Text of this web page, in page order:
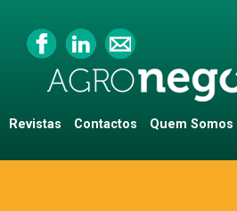
Revistas Contactos Quem Somos